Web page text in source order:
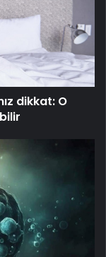
dikkat: O